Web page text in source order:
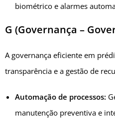
biométrico e alarmes
G (Governança –
A governança eficiente em
transparência e a gestão de
Automação de processos:
manutenção preventiva e